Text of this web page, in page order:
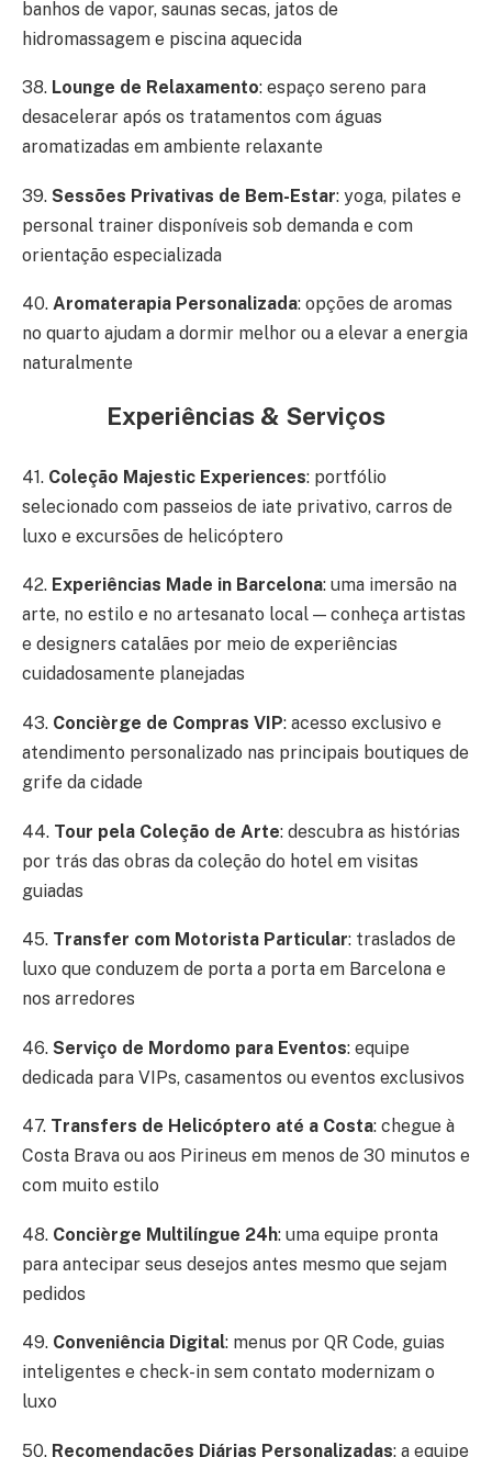
banhos de vapor, saunas secas, jatos de
hidromassagem e piscina aquecida
38. Lounge de Relaxamento: espaço sereno para
desacelerar após os tratamentos com águas
aromatizadas em ambiente relaxante
39. Sessões Privativas de Bem-Estar: yoga, pilates e
personal trainer disponíveis sob demanda e com
orientação especializada
40. Aromaterapia Personalizada: opções de aromas
no quarto ajudam a dormir melhor ou a elevar a energia
naturalmente
Experiências & Serviços
41. Coleção Majestic Experiences: portfólio
selecionado com passeios de iate privativo, carros de
luxo e excursões de helicóptero
42. Experiências Made in Barcelona: uma imersão na
arte, no estilo e no artesanato local — conheça artistas
e designers catalães por meio de experiências
cuidadosamente planejadas
43. Concièrge de Compras VIP: acesso exclusivo e
atendimento personalizado nas principais boutiques de
grife da cidade
44. Tour pela Coleção de Arte: descubra as histórias
por trás das obras da coleção do hotel em visitas
guiadas
45. Transfer com Motorista Particular: traslados de
luxo que conduzem de porta a porta em Barcelona e
nos arredores
46. Serviço de Mordomo para Eventos: equipe
dedicada para VIPs, casamentos ou eventos exclusivos
47. Transfers de Helicóptero até a Costa: chegue à
Costa Brava ou aos Pirineus em menos de 30 minutos e
com muito estilo
48. Concièrge Multilíngue 24h: uma equipe pronta
para antecipar seus desejos antes mesmo que sejam
pedidos
49. Conveniência Digital: menus por QR Code, guias
inteligentes e check-in sem contato modernizam o
luxo
50. Recomendações Diárias Personalizadas: a equipe